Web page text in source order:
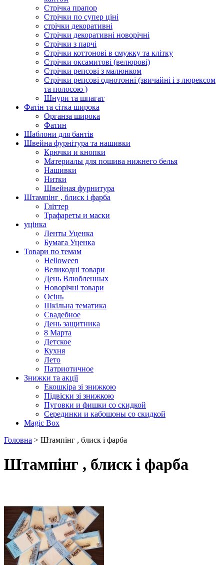
Стрічка прапор
Стрічки по супер ціні
стрічки декоративні
Стрічки декоративні новорічні
Стрічки з парчі
Стрічки коттонові в смужку та клітку
Стрічки оксамитові (велюрові)
Стрічки репсові з малюнком
Стрічки репсові однотонні (звичайні і з люрексом
та полосою )
Шнури та шпагат
Фатін та сітка широка
Органза широка
Фатин
Шаблони для бантів
Швейна фурнітура та нашивки
Крючки и кнопки
Материалы для пошива нижнего белья
Нашивки
Нитки
Швейная фурнитура
Штампінг , блиск і фарба
Гліттер
Трафареты и маски
уцінка
Ленты Уценка
Бумага Уценка
Товари по темам
Helloween
Великодні товари
День Влюбленных
Новорічні товари
Осінь
Шкільна тематика
Свадебное
День защитника
8 Марта
Детское
Кухня
Лето
Патриотичное
Знижки та акції
Екошкіра зі знижкою
Підвіски зі знижкою
Пуговки и фишки со скидкой
Серединки и кабошоны со скидкой
Magic Box
Головна > Штампінг , блиск і фарба
Штампінг , блиск і фарба